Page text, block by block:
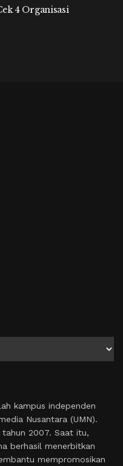
4 Organisasi
kampus independen
Nusantara (UMN).
2007. Saat itu,
berhasil menerbitkan
mempromosikan